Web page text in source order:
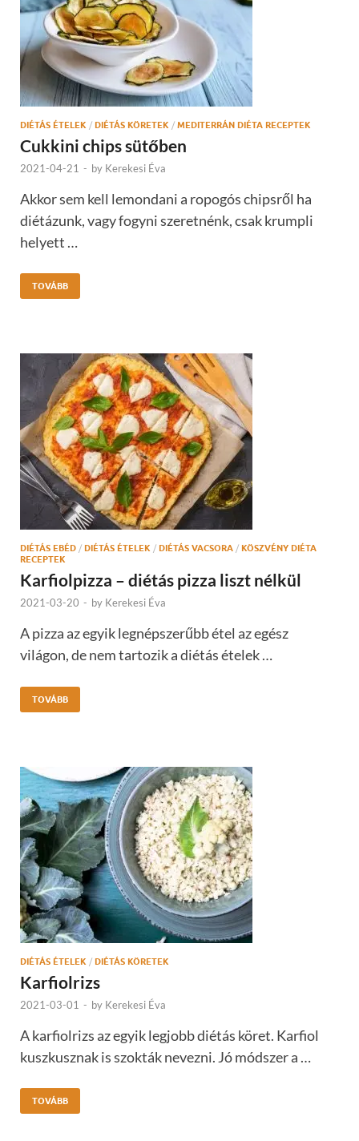
DIÉTÁS ÉTELEK / DIÉTÁS KÖRETEK / MEDITERRÁN DIÉTA RECEPTEK
Cukkini chips sütőben
2021-04-21 - by Kerekesi Éva
Akkor sem kell lemondani a ropogós chipsről ha
diétázunk, vagy fogyni szeretnénk, csak krumpli
helyett …
TOVÁBB
DIÉTÁS EBÉD / DIÉTÁS ÉTELEK / DIÉTÁS VACSORA / KÖSZVÉNY DIÉTA
RECEPTEK
Karfiolpizza – diétás pizza liszt nélkül
2021-03-20 - by Kerekesi Éva
A pizza az egyik legnépszerűbb étel az egész
világon, de nem tartozik a diétás ételek …
TOVÁBB
DIÉTÁS ÉTELEK / DIÉTÁS KÖRETEK
Karfiolrizs
2021-03-01 - by Kerekesi Éva
A karfiolrizs az egyik legjobb diétás köret. Karfiol
kuszkusznak is szokták nevezni. Jó módszer a …
TOVÁBB